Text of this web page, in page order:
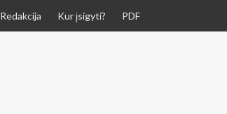
Redakcija Kur įsigyti? PDF